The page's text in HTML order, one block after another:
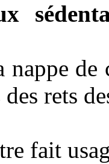
nappe
rets
fait